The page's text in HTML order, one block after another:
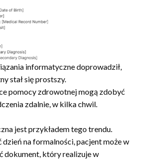
informatyczne doprowadził,
stał się prostszy.
pomocy zdrowotnej mogą zdobyć
zdalnie, w kilka chwil.
jest przykładem tego trendu.
dzień na formalności, pacjent może w
dokument, który realizuje w